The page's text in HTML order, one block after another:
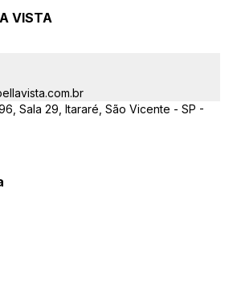
sempre prontos para responder-lhe
sobre casas, apartamentos, terrenos,
produtos imobiliários.
VISTA
Sala 29, Itararé, São Vicente - SP -